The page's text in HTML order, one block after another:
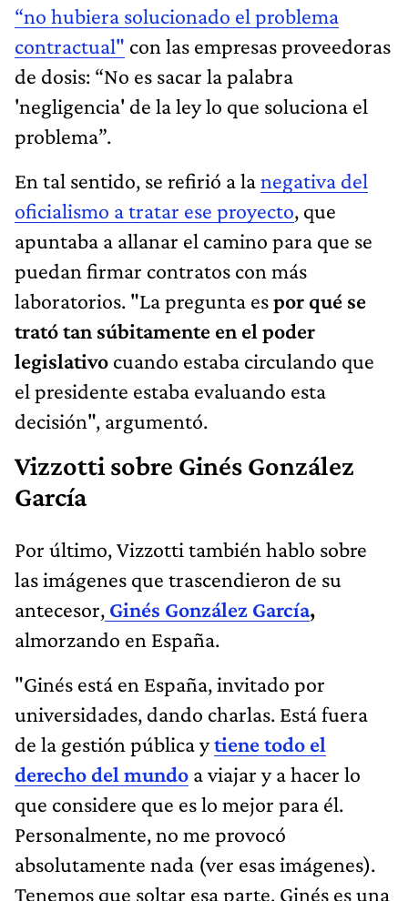
“no hubiera solucionado el problema
contractual" con las empresas proveedoras
de dosis: “No es sacar la palabra
'negligencia' de la ley lo que soluciona el
problema”.
En tal sentido, se refirió a lanegativa del
oficialismo a tratar ese proyecto, que
apuntaba a allanar el camino para que se
puedan firmar contratos con más
laboratorios. "La pregunta espor qué se
trató tan súbitamente en el poder
legislativo cuando estaba circulando que
el presidente estaba evaluando esta
decisión", argumentó.
Vizzotti sobre Ginés González
García
Por último, Vizzotti también hablo sobre
las imágenes que trascendieron de su
antecesor, Ginés González García,
almorzando en España.
"Ginés está en España, invitado por
universidades, dando charlas. Está fuera
de la gestión pública ytiene todo el
derecho del mundo a viajar y a hacer lo
que considere que es lo mejor para él.
Personalmente, no me provocó
absolutamente nada (ver esas imágenes).
Tenemos que soltar esa parte. Ginés es una